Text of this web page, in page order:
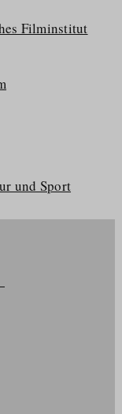
Filminstitut
und Sport